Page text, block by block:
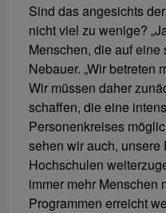
Sind das angesichts
nicht viel zu wenige?
Menschen, die auf eine
Nebauer. „Wir betreten
Wir müssen daher
schaffen, die eine
Personenkreises
sehen wir auch, unsere
Hochschulen
immer mehr Menschen
Programmen erreicht